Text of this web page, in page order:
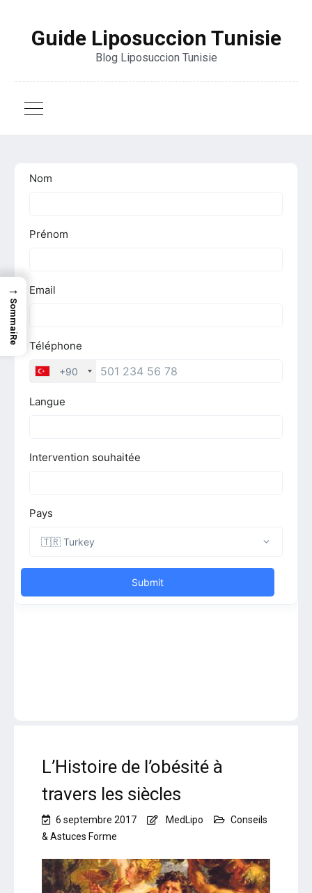
Guide Liposuccion Tunisie
Blog Liposuccion Tunisie
L’Histoire de l’obésité à
travers les siècles
6 septembre 2017 MedLipo
Conseils
& Astuces Forme
→
SommaiRe